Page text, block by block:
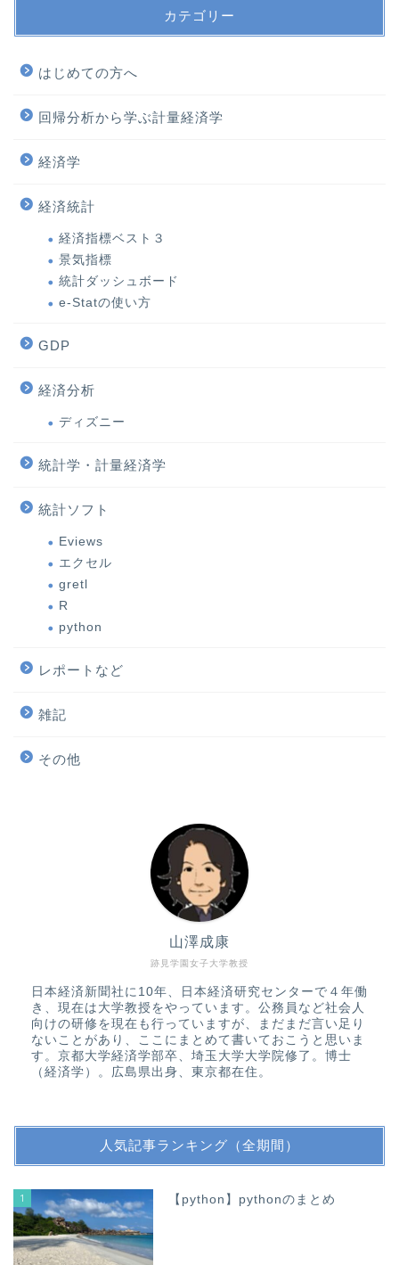
カテゴリー
はじめての方へ
回帰分析から学ぶ計量経済学
経済学
経済統計
経済指標ベスト３
景気指標
統計ダッシュボード
e-Statの使い方
GDP
経済分析
ディズニー
統計学・計量経済学
統計ソフト
Eviews
エクセル
gretl
R
python
レポートなど
雑記
その他
跡見学園女子大学教授
山澤成康
日本経済新聞社に10年、日本経済研究センターで４年働
き、現在は大学教授をやっています。公務員など社会人
向けの研修を現在も行っていますが、まだまだ言い足り
ないことがあり、ここにまとめて書いておこうと思いま
す。京都大学経済学部卒、埼玉大学大学院修了。博士
（経済学）。広島県出身、東京都在住。
人気記事ランキング（全期間）
1 【python】pythonのまとめ